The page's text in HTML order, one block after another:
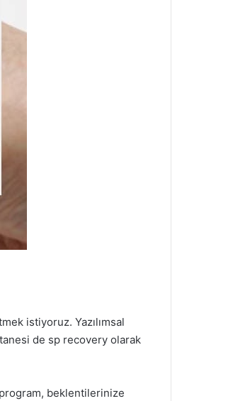
istiyoruz. Yazılımsal
de sp recovery olarak
beklentilerinize